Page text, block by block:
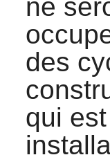
ne
des
qui